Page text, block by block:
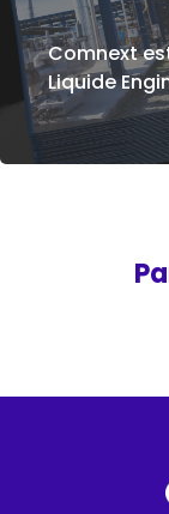
Comnext
Liquide